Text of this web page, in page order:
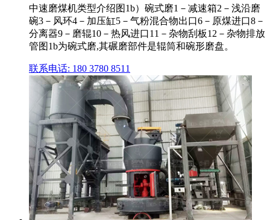
中速磨煤机类型介绍图1b）碗式磨1－减速箱2－浅沿磨
碗3－风环4－加压缸5－气粉混合物出口6－原煤进口8－
分离器9－磨辊10－热风进口11－杂物刮板12－杂物排放
管图1b为碗式磨,其碾磨部件是辊筒和碗形磨盘。
联系电话: 180 3780 8511